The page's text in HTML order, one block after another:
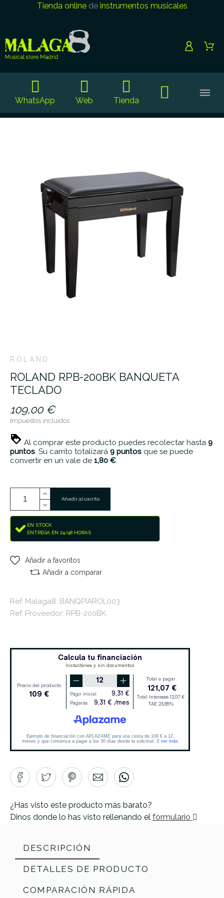
Tienda onlinede instrumentos musicales
WhatsApp Web Tienda
ROLAND
ROLAND RPB-200BK BANQUETA
TECLADO
109,00 €
Impuestos incluidos
Al comprar este producto puedes recolectar hasta 9
puntos. Su carrito totalizará 9 puntos que se puede
convertir en un vale de 1,80 €.
Añadir al carrito
EN STOCK
ENTREGA EN 24/48 HORAS
Añadir a favoritos
Añadir a comparar
Ref. Malaga8: BANQPIAROL003
Ref. Proveedor: RPB-200BK
¿Has visto este producto más barato?
Dinos donde lo has visto rellenando el formulario
DESCRIPCIÓN
DETALLES DE PRODUCTO
COMPARACIÓN RÁPIDA